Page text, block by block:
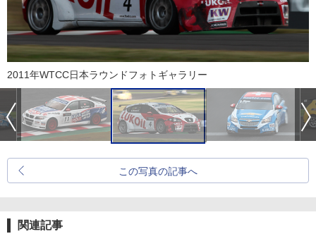
2011年WTCC日本ラウンドフォトギャラリー
この写真の記事へ
関連記事